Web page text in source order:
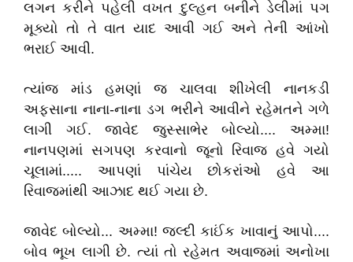
લગન કરીને પહેલી વખત દુલ્હન બનીને ડેલીમાં પગ
મૂક્યો તો તે વાત યાદ આવી ગઈ અને તેની આંખો
ભરાઈ આવી.
ત્યાંજ માંડ હમણાં જ ચાલવા શીખેલી નાનકડી
અફસાના નાના-નાના ડગ ભરીને આવીને રહેમતને ગળે
લાગી ગઈ. જાવેદ જુસ્સાભેર બોલ્યો.... અમ્મા!
નાનપણમાં સગપણ કરવાનો જૂનો રિવાજ હવે ગયો
ચૂલામાં..... આપણાં પાંચેય છોકરાંઓ હવે આ
રિવાજમાંથી આઝાદ થઈ ગયા છે.
જાવેદ બોલ્યો... અમ્મા! જલ્દી કાઈંક ખાવાનું આપો....
બોવ ભૂખ લાગી છે. ત્યાં તો રહેમત અવાજમાં અનોખા